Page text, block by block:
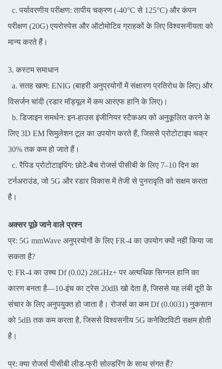
c. पर्यावरणीय परीक्षण: तापीय चक्रण (-40°C से 125°C) और कंपन
परीक्षण (20G) एयरोस्पेस और ऑटोमोटिव ग्राहकों के लिए विश्वसनीयता को
मान्य करते हैं।
3. कस्टम समाधान
a. सतह खत्म: ENIG (बाहरी अनुप्रयोगों में संक्षारण प्रतिरोध के लिए) और
विसर्जन चांदी (रडार मॉड्यूल में कम आरएफ हानि के लिए)।
b. डिजाइन समर्थन: इन-हाउस इंजीनियर स्टैकअप को अनुकूलित करने के
लिए 3D EM सिमुलेशन टूल का उपयोग करते हैं, जिससे प्रोटोटाइप चक्र
30% तक कम हो जाते हैं।
c. रैपिड प्रोटोटाइपिंग: छोटे-बैच रोजर्स पीसीबी के लिए 7–10 दिन का
टर्नअराउंड, जो 5G और रडार विकास में तेजी से पुनरावृति को सक्षम करता
है।
अक्सर पूछे जाने वाले प्रश्न
प्र: 5G mmWave अनुप्रयोगों के लिए FR-4 का उपयोग क्यों नहीं किया जा
सकता है?
ए: FR-4 का उच्च Df (0.02) 28GHz+ पर अत्यधिक सिग्नल हानि का
कारण बनता है—10-इंच का ट्रेस 20dB खो देता है, जिससे यह लंबी दूरी के
संचार के लिए अनुपयुक्त हो जाता है। रोजर्स का कम Df (0.0031) नुकसान
को 5dB तक कम करता है, जिससे विश्वसनीय 5G कनेक्टिविटी सक्षम होती
है।
प्र: क्या रोजर्स पीसीबी लीड-फ्री सोल्डरिंग के साथ संगत हैं?